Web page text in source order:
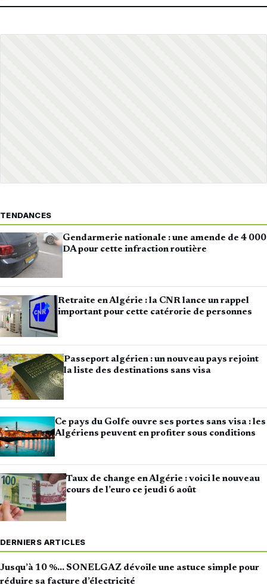
TENDANCES
Gendarmerie nationale : une amende de 4 000
DA pour cette infraction routière
Retraite en Algérie : la CNR lance un rappel
important pour cette catérorie de personnes
Passeport algérien : un nouveau pays rejoint
la liste des destinations sans visa
Ce pays du Golfe ouvre ses portes sans visa : les
Algériens peuvent en profiter sous conditions
Taux de change en Algérie : voici le nouveau
cours de l’euro ce jeudi 6 août
DERNIERS ARTICLES
Jusqu’à 10 %… SONELGAZ dévoile une astuce simple pour
réduire sa facture d’électricité